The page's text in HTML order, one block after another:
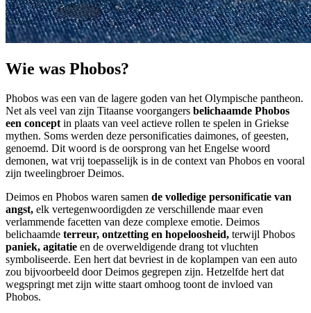
Wie was Phobos?
Phobos was een van de lagere goden van het Olympische pantheon.
Net als veel van zijn Titaanse voorgangers belichaamde Phobos
een concept in plaats van veel actieve rollen te spelen in Griekse
mythen. Soms werden deze personificaties daimones, of geesten,
genoemd. Dit woord is de oorsprong van het Engelse woord
demonen, wat vrij toepasselijk is in de context van Phobos en vooral
zijn tweelingbroer Deimos.
Deimos en Phobos waren samen de volledige personificatie van
angst, elk vertegenwoordigden ze verschillende maar even
verlammende facetten van deze complexe emotie. Deimos
belichaamde terreur, ontzetting en hopeloosheid, terwijl Phobos
paniek, agitatie en de overweldigende drang tot vluchten
symboliseerde. Een hert dat bevriest in de koplampen van een auto
zou bijvoorbeeld door Deimos gegrepen zijn. Hetzelfde hert dat
wegspringt met zijn witte staart omhoog toont de invloed van
Phobos.